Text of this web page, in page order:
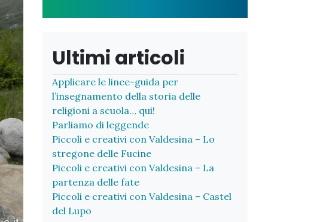
Ultimi articoli
Applicare le linee-guida per
l’insegnamento della storia delle
religioni a scuola… qui!
Parliamo di leggende
Piccoli e creativi con Valdesina – Lo
stregone delle Fucine
Piccoli e creativi con Valdesina – La
partenza delle fate
Piccoli e creativi con Valdesina – Castel
del Lupo